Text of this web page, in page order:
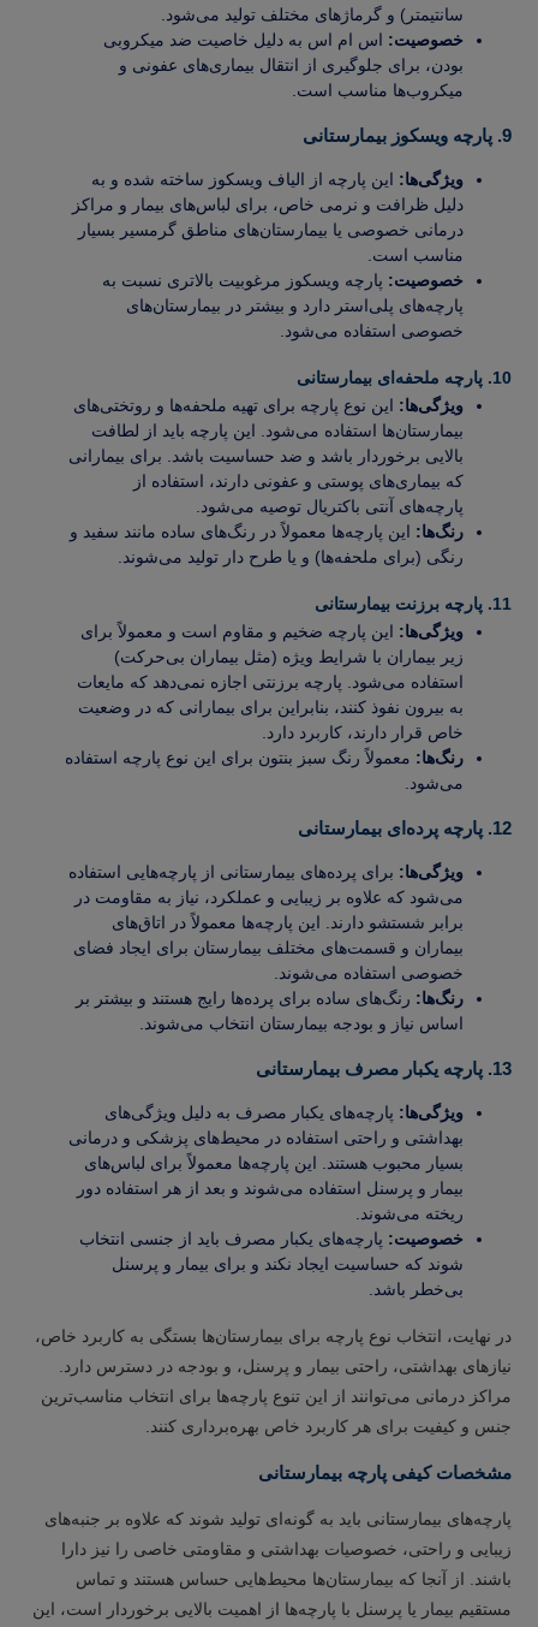
سانتیمتر) و گرماژهای مختلف تولید می‌شود.
خصوصیت: اس ام اس به دلیل خاصیت ضد میکروبی
بودن، برای جلوگیری از انتقال بیماری‌های عفونی و
میکروب‌ها مناسب است.
9. پارچه ویسکوز بیمارستانی
ویژگی‌ها: این پارچه از الیاف ویسکوز ساخته شده و به
دلیل ظرافت و نرمی خاص، برای لباس‌های بیمار و مراکز
درمانی خصوصی یا بیمارستان‌های مناطق گرمسیر بسیار
مناسب است.
خصوصیت: پارچه ویسکوز مرغوبیت بالاتری نسبت به
پارچه‌های پلی‌استر دارد و بیشتر در بیمارستان‌های
خصوصی استفاده می‌شود.
10. پارچه ملحفه‌ای بیمارستانی
ویژگی‌ها: این نوع پارچه برای تهیه ملحفه‌ها و روتختی‌های
بیمارستان‌ها استفاده می‌شود. این پارچه باید از لطافت
بالایی برخوردار باشد و ضد حساسیت باشد. برای بیمارانی
که بیماری‌های پوستی و عفونی دارند، استفاده از
پارچه‌های آنتی باکتریال توصیه می‌شود.
رنگ‌ها: این پارچه‌ها معمولاً در رنگ‌های ساده مانند سفید و
رنگی (برای ملحفه‌ها) و یا طرح دار تولید می‌شوند.
11. پارچه برزنت بیمارستانی
ویژگی‌ها: این پارچه ضخیم و مقاوم است و معمولاً برای
زیر بیماران با شرایط ویژه (مثل بیماران بی‌حرکت)
استفاده می‌شود. پارچه برزنتی اجازه نمی‌دهد که مایعات
به بیرون نفوذ کنند، بنابراین برای بیمارانی که در وضعیت
خاص قرار دارند، کاربرد دارد.
رنگ‌ها: معمولاً رنگ سبز بنتون برای این نوع پارچه استفاده
می‌شود.
12. پارچه پرده‌ای بیمارستانی
ویژگی‌ها: برای پرده‌های بیمارستانی از پارچه‌هایی استفاده
می‌شود که علاوه بر زیبایی و عملکرد، نیاز به مقاومت در
برابر شستشو دارند. این پارچه‌ها معمولاً در اتاق‌های
بیماران و قسمت‌های مختلف بیمارستان برای ایجاد فضای
خصوصی استفاده می‌شوند.
رنگ‌ها: رنگ‌های ساده برای پرده‌ها رایج هستند و بیشتر بر
اساس نیاز و بودجه بیمارستان انتخاب می‌شوند.
13. پارچه یکبار مصرف بیمارستانی
ویژگی‌ها: پارچه‌های یکبار مصرف به دلیل ویژگی‌های
بهداشتی و راحتی استفاده در محیط‌های پزشکی و درمانی
بسیار محبوب هستند. این پارچه‌ها معمولاً برای لباس‌های
بیمار و پرسنل استفاده می‌شوند و بعد از هر استفاده دور
ریخته می‌شوند.
خصوصیت: پارچه‌های یکبار مصرف باید از جنسی انتخاب
شوند که حساسیت ایجاد نکند و برای بیمار و پرسنل
بی‌خطر باشد.
در نهایت، انتخاب نوع پارچه برای بیمارستان‌ها بستگی به کاربرد خاص،
نیازهای بهداشتی، راحتی بیمار و پرسنل، و بودجه در دسترس دارد.
مراکز درمانی می‌توانند از این تنوع پارچه‌ها برای انتخاب مناسب‌ترین
جنس و کیفیت برای هر کاربرد خاص بهره‌برداری کنند.
مشخصات کیفی پارچه بیمارستانی
پارچه‌های بیمارستانی باید به گونه‌ای تولید شوند که علاوه بر جنبه‌های
زیبایی و راحتی، خصوصیات بهداشتی و مقاومتی خاصی را نیز دارا
باشند. از آنجا که بیمارستان‌ها محیط‌هایی حساس هستند و تماس
مستقیم بیمار یا پرسنل با پارچه‌ها از اهمیت بالایی برخوردار است، این